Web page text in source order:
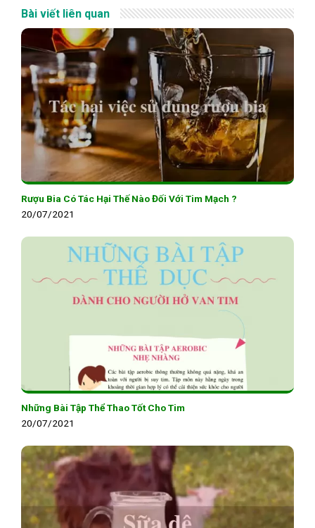
Bài viết liên quan
Rượu Bia Có Tác Hại Thế Nào Đối Với Tim Mạch ?
20/07/2021
Những Bài Tập Thể Thao Tốt Cho Tim
20/07/2021